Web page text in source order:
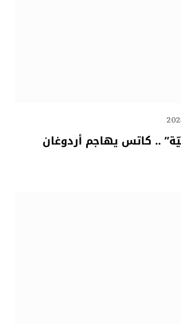
.. كاتس يهاجم أردوغان